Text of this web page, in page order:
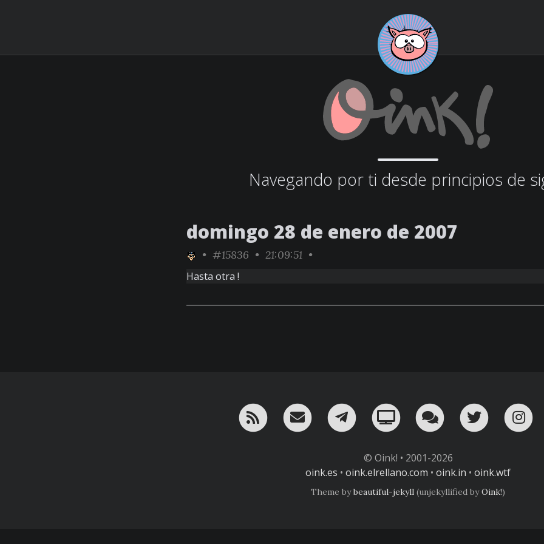
Navegando por ti desde principios de
domingo 28 de enero de 2007
• #15836 • 21:09:51 •
Hasta otra !
RSS ¡Mándame un email!
¡Nuestro canal en Telegram!
Oink! TV Charla conTwitter
© Oink! • 2001-2026
oink.es • oink.elrellano.com • oink.in • oink.wtf
Theme bybeautiful-jekyll (unjekyllified byOink!)